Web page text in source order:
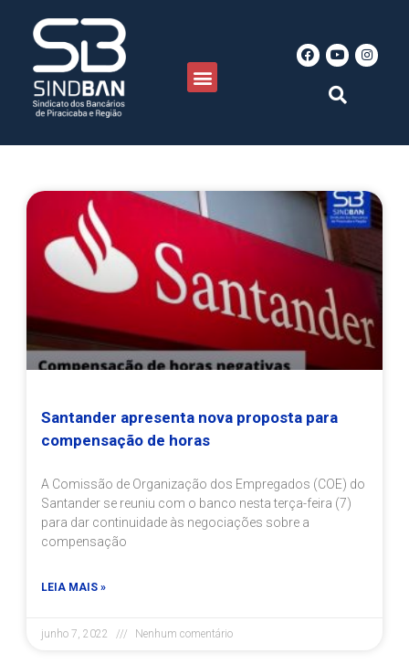
Santander apresenta nova proposta para
compensação de horas
A Comissão de Organização dos Empregados (COE) do
Santander se reuniu com o banco nesta terça-feira (7)
para dar continuidade às negociações sobre a
compensação
LEIA MAIS »
junho 7, 2022 Nenhum comentário